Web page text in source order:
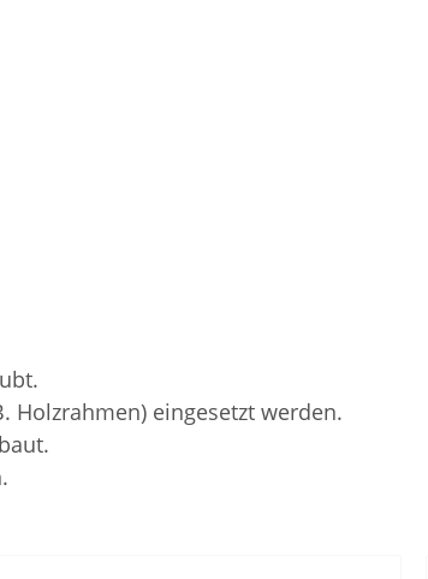
Holzrahmen) eingesetzt werden.